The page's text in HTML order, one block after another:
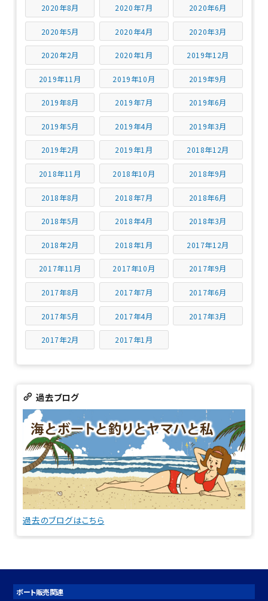
2020年8月 2020年7月 2020年6月
2020年5月 2020年4月 2020年3月
2020年2月 2020年1月 2019年12月
2019年11月 2019年10月 2019年9月
2019年8月 2019年7月 2019年6月
2019年5月 2019年4月 2019年3月
2019年2月 2019年1月 2018年12月
2018年11月 2018年10月 2018年9月
2018年8月 2018年7月 2018年6月
2018年5月 2018年4月 2018年3月
2018年2月 2018年1月 2017年12月
2017年11月 2017年10月 2017年9月
2017年8月 2017年7月 2017年6月
2017年5月 2017年4月 2017年3月
2017年2月 2017年1月
過去ブログ
過去のブログはこちら
ボート販売関連